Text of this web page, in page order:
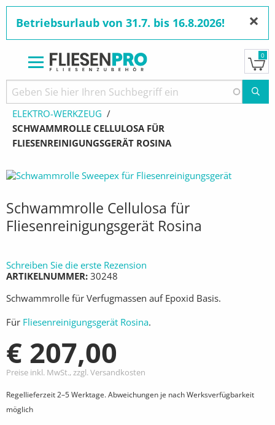
zum
Inhalt
Betriebsurlaub von 31.7. bis 16.8.2026! ×
0
Pfadnavigation
STARTSEITE PRODUKTE
ELEKTROWERKZEUGE
ELEKTRO-WERKZEUG
AKTUELL:
SCHWAMMROLLE CELLULOSA FÜR
FLIESENREINIGUNGSGERÄT ROSINA
Schwammrolle Cellulosa für
Fliesenreinigungsgerät Rosina
Schreiben Sie die erste Rezension
ARTIKELNUMMER 30248
Schwammrolle für Verfugmassen auf Epoxid Basis.
Für Fliesenreinigungsgerät Rosina.
€ 207,00
Preise inkl. MwSt., zzgl. Versandkosten
Regellieferzeit 2–5 Werktage. Abweichungen je nach Werksverfügbarkeit
möglich